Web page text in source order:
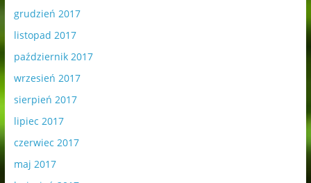
grudzień 2017
listopad 2017
październik 2017
wrzesień 2017
sierpień 2017
lipiec 2017
czerwiec 2017
maj 2017